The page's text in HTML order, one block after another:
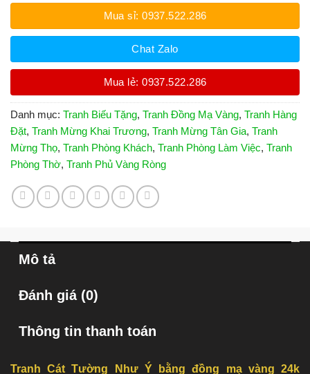
Mua sỉ: 0937.522.286
Chat Zalo
Mua lẻ: 0937.522.286
Danh mục: Tranh Biếu Tặng, Tranh Đồng Mạ Vàng, Tranh Hàng
Đặt, Tranh Mừng Khai Trương, Tranh Mừng Tân Gia, Tranh
Mừng Thọ, Tranh Phòng Khách, Tranh Phòng Làm Việc, Tranh
Phòng Thờ, Tranh Phủ Vàng Ròng
Mô tả
Đánh giá (0)
Thông tin thanh toán
Tranh Cát Tường Như Ý bằng đồng mạ vàng 24k